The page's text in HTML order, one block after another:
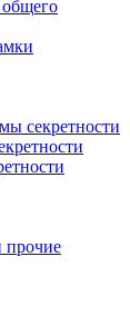
секретности
прочие